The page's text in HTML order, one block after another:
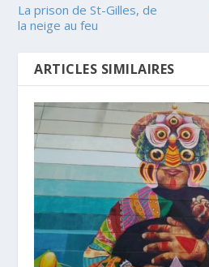
La prison de St-Gilles, de
la neige au feu
ARTICLES SIMILAIRES